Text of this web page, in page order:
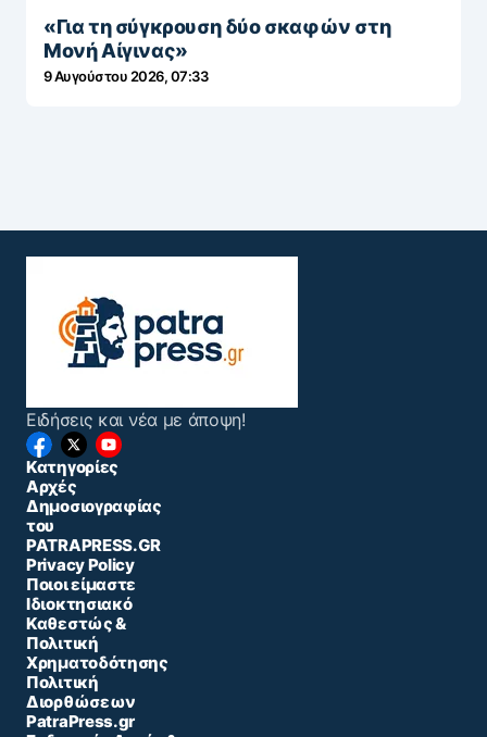
«Για τη σύγκρουση δύο σκαφών στη
Μονή Αίγινας»
9 Αυγούστου 2026, 07:33
Ειδήσεις και νέα με άποψη!
Κατηγορίες
Αρχές
Δημοσιογραφίας
του
PATRAPRESS.GR
Privacy Policy
Ποιοι είμαστε
Ιδιοκτησιακό
Καθεστώς &
Πολιτική
Χρηματοδότησης
Πολιτική
Διορθώσεων
PatraPress.gr